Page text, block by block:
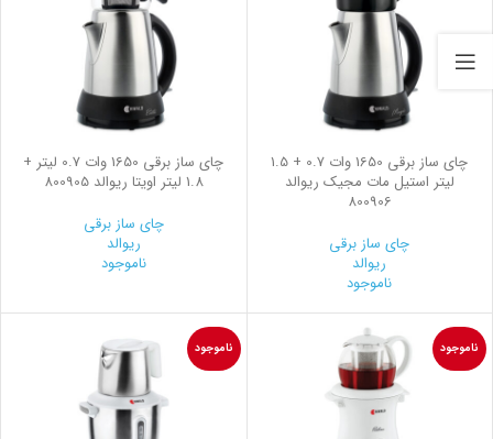
چای ساز برقی 1650 وات 0.7 + 1.5
لیتر استیل مات مجیک ریوالد
800906
چای ساز برقی
ریوالد
ناموجود
چای ساز برقی 1650 وات 0.7 لیتر +
1.8 لیتر اویتا ریوالد 800905
چای ساز برقی
ریوالد
ناموجود
ناموجود ناموجود